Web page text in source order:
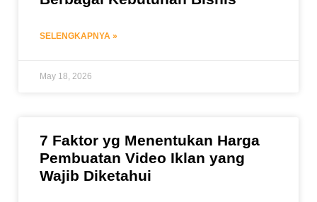
SELENGKAPNYA »
May 18, 2026
7 Faktor yg Menentukan Harga
Pembuatan Video Iklan yang
Wajib Diketahui